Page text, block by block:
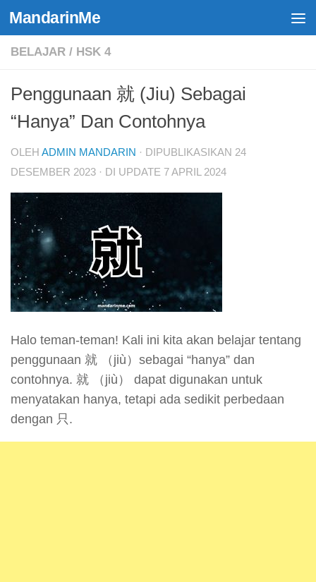
Skip to content
MandarinMe
BELAJAR / HSK 4
Penggunaan 就 (Jiu) Sebagai
“Hanya” Dan Contohnya
OLEH ADMIN MANDARIN · DIPUBLIKASIKAN 24
DESEMBER 2023 · DI UPDATE 7 APRIL 2024
Halo teman-teman! Kali ini kita akan belajar tentang
penggunaan 就 （jiù）sebagai “hanya” dan
contohnya. 就 （jiù） dapat digunakan untuk
menyatakan hanya, tetapi ada sedikit perbedaan
dengan 只.